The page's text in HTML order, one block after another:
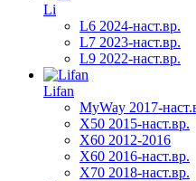
Li
L6 2024-наст.вр.
L7 2023-наст.вр.
L9 2022-наст.вр.
Lifan
MyWay 2017-
X50 2015-наст.вр.
X60 2012-2016
X60 2016-наст.вр.
X70 2018-наст.вр.